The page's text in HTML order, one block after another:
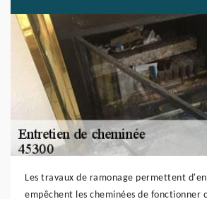
Les travaux de ramonage permettent
empêchent les cheminées de fonctionner